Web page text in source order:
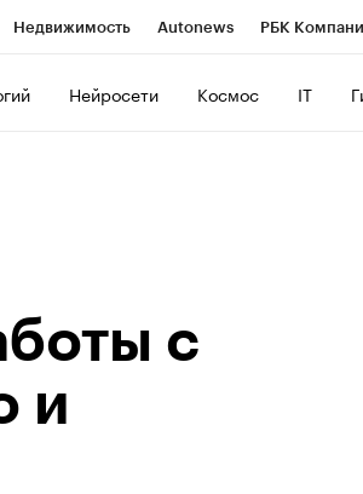
Недвижимость Autonews РБК
Нейросети Космос IT
с
и